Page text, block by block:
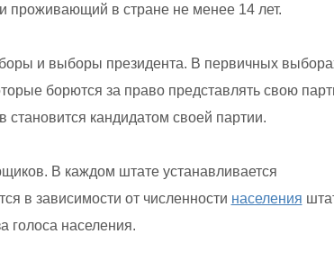
и проживающий в стране не менее 14 лет.
и выборы президента. В первичных
борются за право представлять свою
кандидатом своей партии.
В каждом штате устанавливается
в зависимости от численности населения
голоса населения.